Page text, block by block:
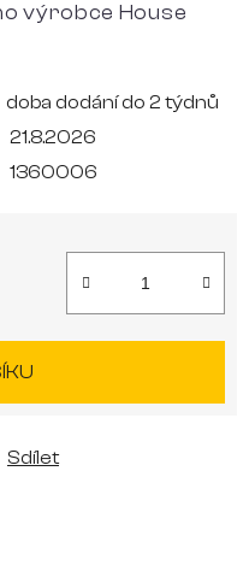
výrobce House
doba dodání do 2 týdnů
21.8.2026
1360006
Sdílet